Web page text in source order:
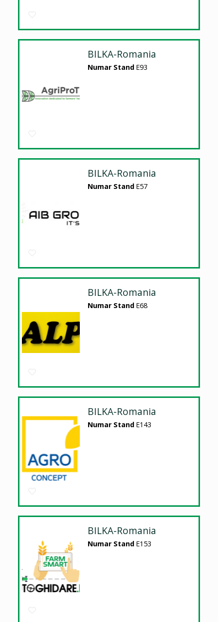
BILKA-Romania
Numar Stand E93
BILKA-Romania
Numar Stand E57
BILKA-Romania
Numar Stand E68
BILKA-Romania
Numar Stand E143
BILKA-Romania
Numar Stand E153